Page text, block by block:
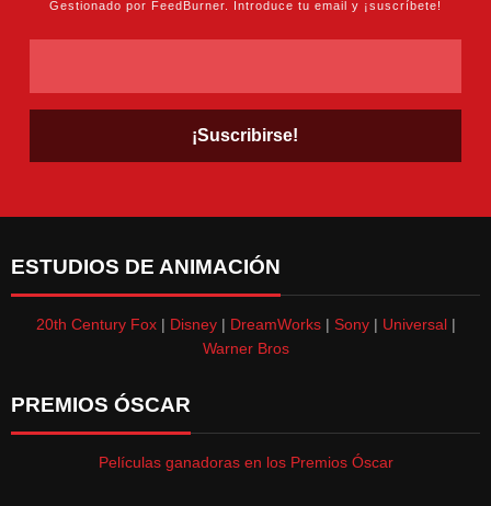
Gestionado por FeedBurner. Introduce tu email y ¡suscríbete!
ESTUDIOS DE ANIMACIÓN
20th Century Fox| Disney| DreamWorks| Sony| Universal|
Warner Bros
PREMIOS ÓSCAR
Películas ganadoras en los Premios Óscar